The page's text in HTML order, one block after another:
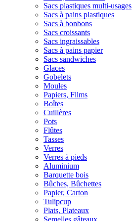
Sacs plastiques multi-usages
Sacs à pains plastiques
Sacs à bonbons
Sacs croissants
Sacs ingraissables
Sacs à pains papier
Sacs sandwiches
Glaces
Gobelets
Moules
Papiers, Films
Boîtes
Cuillères
Pots
Flûtes
Tasses
Verres
Verres à pieds
Aluminium
Barquette bois
Bûches, Bûchettes
Papier, Carton
Tulipcup
Plats, Plateaux
Semelles gâteaux